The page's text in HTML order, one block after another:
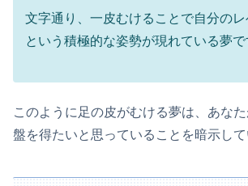
文字通り、一皮むけることで自分の
という積極的な姿勢が現れている夢で
このように足の皮がむける夢は、あな
盤を得たいと思っていることを暗示して